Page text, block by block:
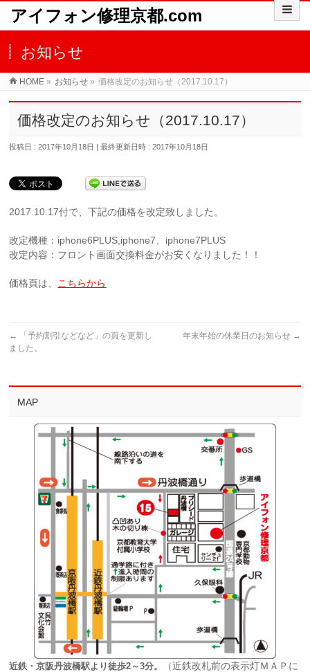
アイフォン修理京都.com
お知らせ
HOME » お知らせ » 価格改定のお知らせ（2017.10.17）
価格改定のお知らせ（2017.10.17）
投稿日 : 2017年10月18日 最終更新日時 : 2017年10月18日
2017.10.17付で、下記の価格を改定致しました。
改定機種：iphone6PLUS,iphone7、iphone7PLUS
改定内容：フロント画面交換料金がお安くなりました！！
価格頁は、 こちらから
←
「予約割引などなど」の頁を更新し
ました。
年末年始の休業日のお知らせ →
MAP
近鉄・京阪丹波橋駅より徒歩2～3分。
（近鉄改札前の表示灯ＭＡＰに